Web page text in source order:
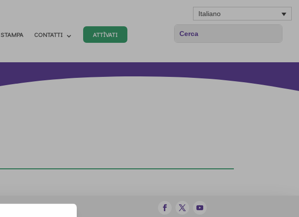
Italiano
STAMPA CONTATTI ATTÌVATI